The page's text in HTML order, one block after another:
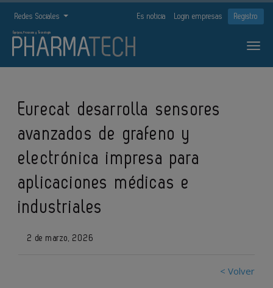
Redes Sociales Es noticia Login empresas Registro
Eurecat desarrolla sensores
avanzados de grafeno y
electrónica impresa para
aplicaciones médicas e
industriales
2 de marzo, 2026
< Volver